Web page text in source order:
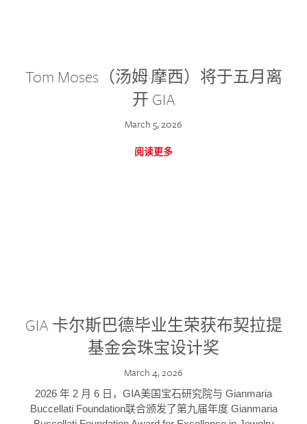
Tom Moses（汤姆·摩西）将于五月离
开 GIA
March 5, 2026
阅读更多
GIA 卡尔斯巴德毕业生荣获布契拉提
基金会珠宝设计奖
March 4, 2026
2026 年 2 月 6 日，GIA美国宝石研究院与 Gianmaria
Buccellati Foundation联合颁发了第九届年度 Gianmaria